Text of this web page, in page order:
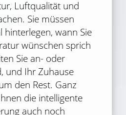
Luftqualität und
Sie müssen
hinterlegen, wann Sie
wünschen sprich
Sie an- oder
und Ihr Zuhause
den Rest. Ganz
die intelligente
auch noch